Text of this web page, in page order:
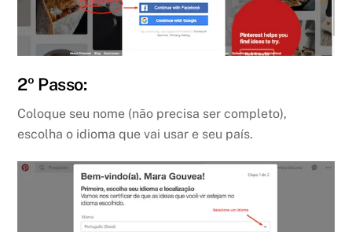
2º Passo:
Coloque seu nome (não precisa ser completo),
escolha o idioma que vai usar e seu país.